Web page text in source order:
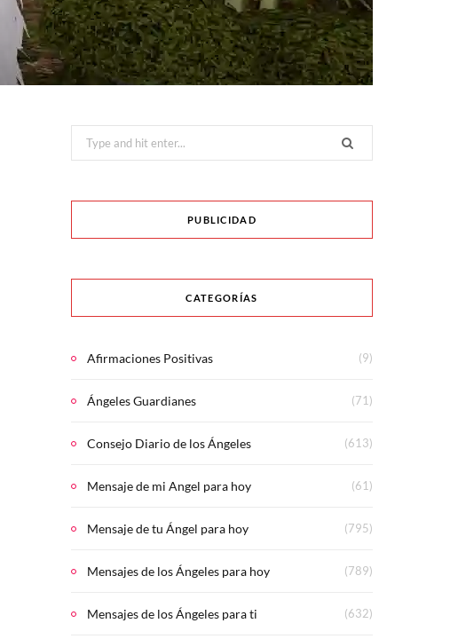
Search
for:
PUBLICIDAD
CATEGORÍAS
Afirmaciones Positivas (9)
Ángeles Guardianes (71)
Consejo Diario de los Ángeles (613)
Mensaje de mi Angel para hoy (61)
Mensaje de tu Ángel para hoy (795)
Mensajes de los Ángeles para hoy (789)
Mensajes de los Ángeles para ti (632)